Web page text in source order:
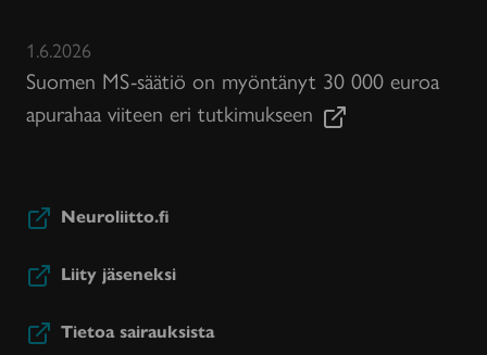
1.6.2026
Suomen MS-säätiö on myöntänyt 30 000 euroa
apurahaa viiteen eri tutkimukseen
Neuroliitto.fi
Liity jäseneksi
Tietoa sairauksista